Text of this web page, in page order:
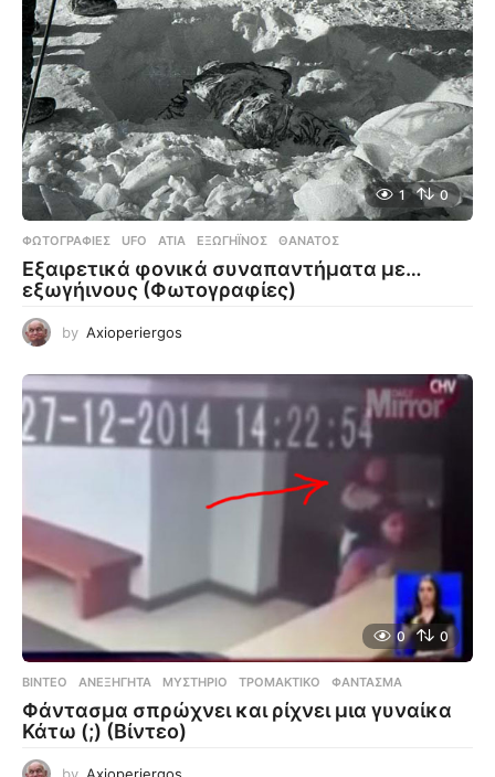
1 0
ΦΩΤΟΓΡΑΦΊΕΣ UFO ,ΑΤΙΑ ,ΕΞΩΓΉΙΝΟΣ ,ΘΆΝΑΤΟΣ
Εξαιρετικά φονικά συναπαντήματα με…
εξωγήινους (Φωτογραφίες)
by Axioperiergos
0 0
ΒΊΝΤΕΟ ΑΝΕΞΉΓΗΤΑ ,ΜΥΣΤΉΡΙΟ ,ΤΡΟΜΑΚΤΙΚΌ ,ΦΆΝΤΑΣΜΑ
Φάντασμα σπρώχνει και ρίχνει μια γυναίκα
Κάτω (;) (Βίντεο)
by Axioperiergos